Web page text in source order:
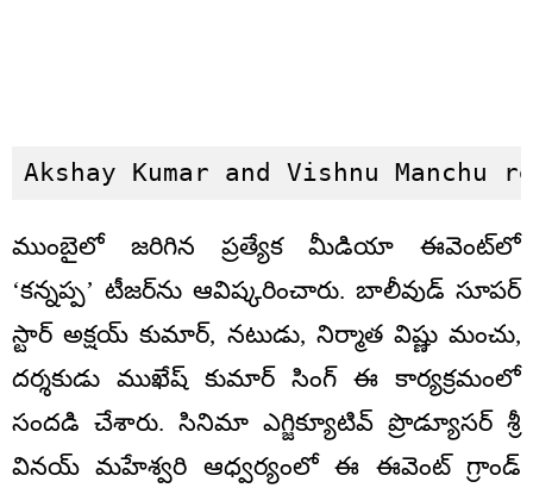
Akshay Kumar and Vishnu
ముంబైలో జరిగిన ప్రత్యేక మీడియా ఈవెంట్‌లో
‘కన్నప్ప’ టీజర్‌ను ఆవిష్కరించారు. బాలీవుడ్ సూపర్
స్టార్ అక్షయ్ కుమార్, నటుడు, నిర్మాత విష్ణు మంచు,
దర్శకుడు ముఖేష్ కుమార్ సింగ్ ఈ కార్యక్రమంలో
సందడి చేశారు. సినిమా ఎగ్జిక్యూటివ్ ప్రొడ్యూసర్ శ్రీ
వినయ్ మహేశ్వరి ఆధ్వర్యంలో ఈ ఈవెంట్ గ్రాండ్